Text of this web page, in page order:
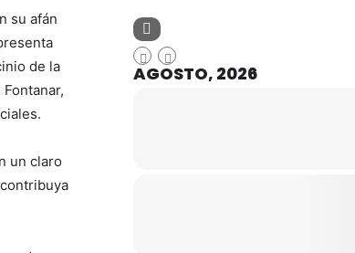
su afán
de la
un claro
AGOSTO, 2026